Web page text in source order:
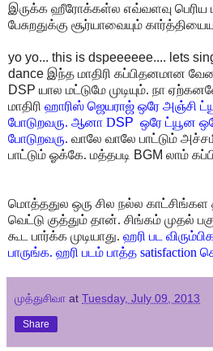
இருக்க ஹீரோக்கள்ல எவ்வளவு பெரிய
பேசுறதுக்கு சூர்யாவையும்
yo yo... this is dspeeeeee.... lets
dance இந்த மாதிரி கப்பிதனமான
DSP யால மட்டுமே முடியும். நா
மாதிரி ஹாரிஸ் ஜெயராஜ் ஒரே அஞ்சி
போடுறவரு. ஆனா DSP ஒரே ட்யூன
போடுறவரு. வாலே வாலே பாட்டும்
பாட்டும் ஓக்கே. மத்தபடி BGM லாம்
மொத்ததுல ஒரு சில நல்ல காட்சிங்கள
வெட்டு குத்தும் தான். சிங்கம் முதல்
கூட பார்க்க முடியாது. ஹரி பட
பாருங்க. ஹரி படம் பாத்த satisfaction
முத்துசிவா at Tuesday, July 09, 2013
Share